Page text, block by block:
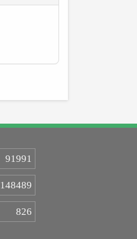
91991
148489
826